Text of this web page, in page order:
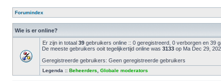
Forumindex
Wie is er online?
Er zijn in totaal 39 gebruikers online :: 0 geregistreerd, 0 verborgen en 39
De meeste gebruikers ooit tegelijkertijd online was 3133 op Ma Dec 29,
Geregistreerde gebruikers: Geen geregistreerde gebruikers
Legenda :: Beheerders Globale moderators